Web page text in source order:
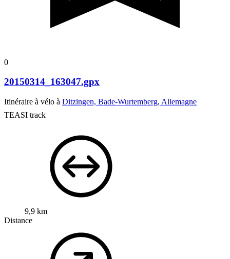
0
20150314_163047.gpx
Itinéraire à vélo à Ditzingen, Bade-Wurtemberg, Allemagne
TEASI track
9,9 km
Distance